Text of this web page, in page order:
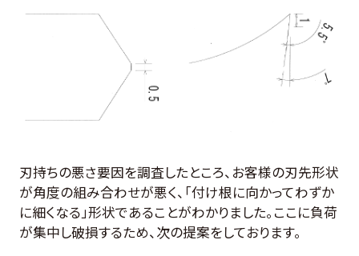
刃持ちの悪さ要因を調査したところ、お客様の刃先形状
が角度の組み合わせが悪く、「付け根に向かってわずか
に細くなる」形状であることがわかりました。ここに負荷
が集中し破損するため、次の提案をしております。